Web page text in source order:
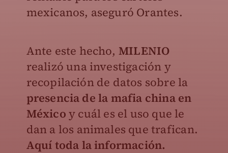
mexicanos, aseguró Orantes.
Ante este hecho, MILENIO
realizó una investigación y
recopilación de datos sobre la
presencia de la mafia china en
México y cuál es el uso que le
dan a los animales que trafican.
Aquí toda la información.